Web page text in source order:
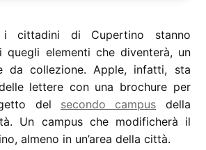
cittadini di Cupertino stanno
quegli elementi che diventerà, un
da collezione. Apple, infatti, sta
lettere con una brochure per
del secondo campus della
Un campus che modificherà il
almeno in un’area della città.